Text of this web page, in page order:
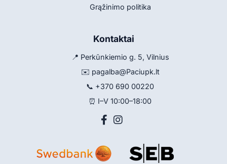
Grąžinimo politika
Kontaktai
📍 Perkūnkiemio g. 5, Vilnius
✉️ pagalba@Paciupk.lt
📞 +370 690 00220
⏰ I–V 10:00–18:00